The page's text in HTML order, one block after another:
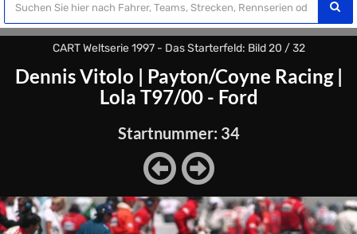
CART Weltserie 1997 - Das Starterfeld: Bild 20 / 32
Dennis Vitolo | Payton/Coyne Racing|
Lola T97/00 - Ford
Startnummer: 34